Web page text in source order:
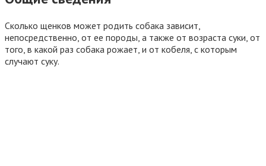
Сколько щенков может родить собака зависит,
непосредственно, от ее породы, а также от возраста суки, от
того, в какой раз собака рожает, и от кобеля, с которым
случают суку.